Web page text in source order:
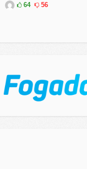
64 56